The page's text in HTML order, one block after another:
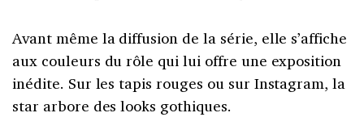
Avant même la diffusion de la série, elle s’affiche
aux couleurs du rôle qui lui offre une exposition
inédite. Sur les tapis rouges ou sur Instagram, la
star arbore des looks gothiques.